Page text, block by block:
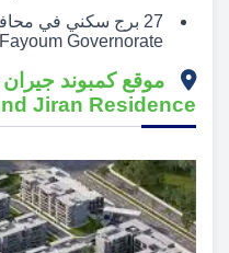
Governorate).
موقع كمبوند
Jiran Residence: